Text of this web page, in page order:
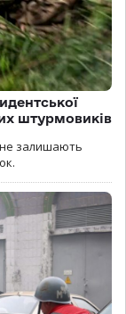
штурмовиків
залишають